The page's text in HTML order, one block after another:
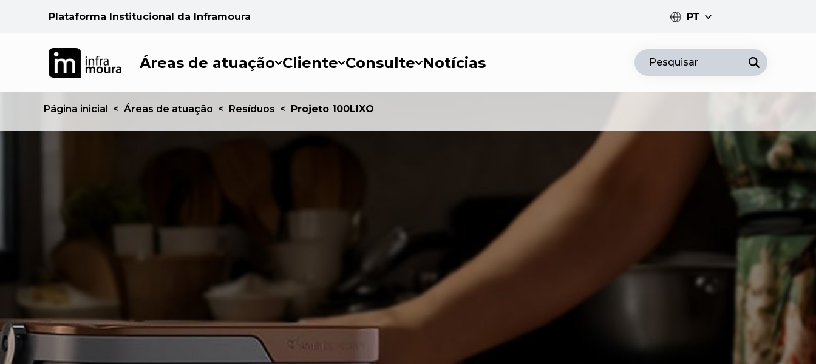
Plataforma Institucional da Inframoura PT
PT
EN
Áreas de atuação Cliente Consulte Notícias Pesquisar
Página inicial < Áreas de atuação < Resíduos < Projeto 100LIXO